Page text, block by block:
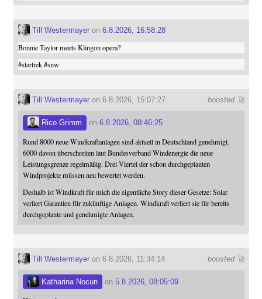
Till Westermayeron 6.8.2026, 16:58:28
Bonnie Taylor meets Klingon opera?
#startrek #snw
boosted 🚀
Till Westermayeron 6.8.2026, 15:07:27
Rico Grimm on 6.8.2026, 08:46:25
Rund 8000 neue Windkraftanlagen sind aktuell in Deutschland genehmigt.
6000 davon überschreiten laut Bundesverband Windenergie die neue
Leistungsgrenze regelmäßig. Drei Viertel der schon durchgeplanten
Windprojekte müssen neu bewertet werden.
Deshalb ist Windkraft für mich die eigentliche Story dieser Gesetze: Solar
verliert Garantien für zukünftige Anlagen. Windkraft verliert sie für bereits
durchgeplante und genehmigte Anlagen.
boosted 🚀
Till Westermayeron 6.8.2026, 11:34:14
Katharina Nocun on 5.8.2026, 08:05:09